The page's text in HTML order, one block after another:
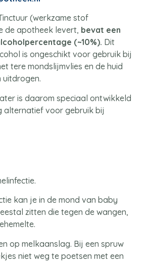
(werkzame stof
de apotheek levert, bevat een
(~10%). Dit
is ongeschikt voor gebruik bij
tere mondslijmvlies en de huid
uitdrogen.
is daarom speciaal ontwikkeld
alternatief voor gebruik bij
kan je in de mond van baby
zitten die tegen de wangen,
op melkaanslag. Bij een spruw
niet weg te poetsen met een